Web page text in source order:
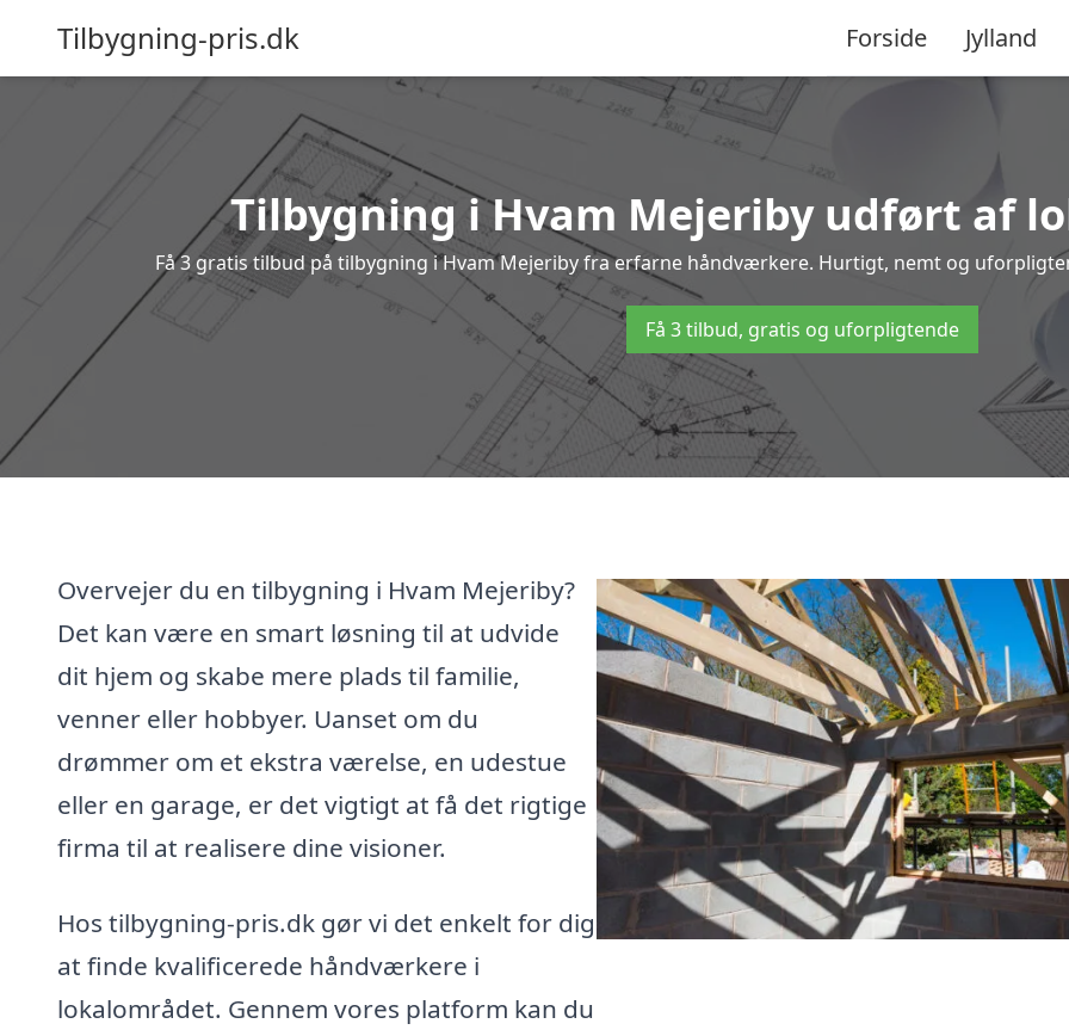
Tilbygning-pris.dk Forside Jylland
Tilbygning i Hvam Mejeriby udført af
Få 3 gratis tilbud på tilbygning i Hvam Mejeriby fra erfarne håndværkere. Hurtigt, nemt og
Få 3 tilbud, gratis og uforpligtende
Overvejer du en tilbygning i Hvam Mejeriby?
Det kan være en smart løsning til at udvide
dit hjem og skabe mere plads til familie,
venner eller hobbyer. Uanset om du
drømmer om et ekstra værelse, en udestue
eller en garage, er det vigtigt at få det rigtige
firma til at realisere dine visioner.
Hos tilbygning-pris.dk gør vi det enkelt for dig
at finde kvalificerede håndværkere i
lokalområdet. Gennem vores platform kan du